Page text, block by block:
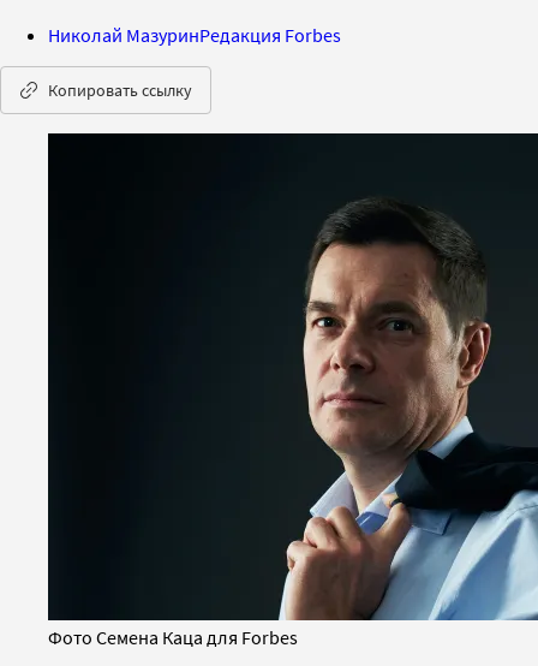
Николай МазуринРедакция Forbes
Копировать ссылку
Фото Семена Каца для Forbes